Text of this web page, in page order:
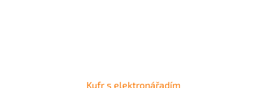
Kufr s elektronářadím